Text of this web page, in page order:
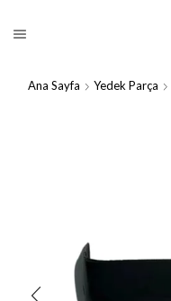
Ana Sayfa Yedek Parça